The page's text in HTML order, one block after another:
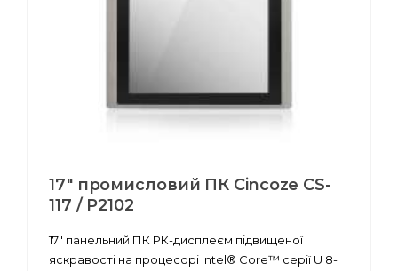
17" промисловий ПК Cincoze CS-
117 / P2102
17" панельний ПК РК-дисплеєм підвищеної
яскравості на процесорі Intel® Core™ серії U 8-